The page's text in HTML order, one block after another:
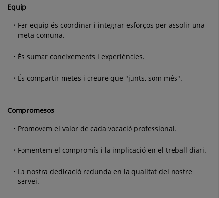
Equip
Fer equip és coordinar i integrar esforços per assolir una
meta comuna.
És sumar coneixements i experiències.
És compartir metes i creure que "junts, som més".
Compromesos
Promovem el valor de cada vocació professional.
Fomentem el compromís i la implicació en el treball diari.
La nostra dedicació redunda en la qualitat del nostre
servei.